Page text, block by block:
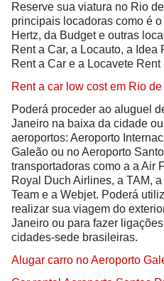
Reserve sua viatura no Rio
principais locadoras como é
Hertz, da Budget e outras
Rent a Car, a Locauto, a Idea
Rent a Car e a Locavete Rent
Rent a car low cost em Rio
Poderá proceder ao aluguel
Janeiro na baixa da cidade
aeroportos: Aeroporto
Galeão ou no Aeroporto
transportadoras como a a Air
Royal Duch Airlines, a TAM,
Team e a Webjet. Poderá
realizar sua viagem do
Janeiro ou para fazer
cidades-sede brasileiras.
Alugar carro no Aeroporto